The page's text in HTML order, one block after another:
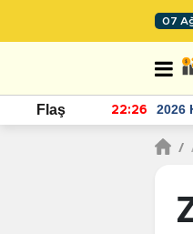
07
Flaş 22:26
2026
/